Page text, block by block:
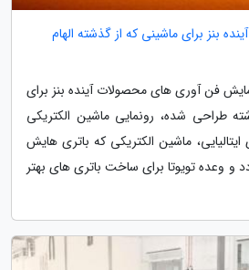
بنز برای ماشینی که از گذشته الهام
فن آوری های محصولات آینده بنز برای
طراحی شده، رونمایی ماشین الکتریکی
ماشین الکتریکی که باتری هایش
وعده تویوتا برای ساخت باتری های بهتر